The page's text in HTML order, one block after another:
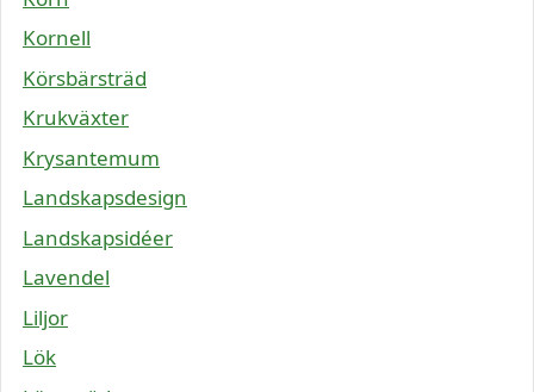
Kornell
Körsbärsträd
Krukväxter
Krysantemum
Landskapsdesign
Landskapsidéer
Lavendel
Liljor
Lök